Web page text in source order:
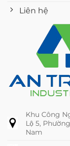
Liên hệ
Khu Công
Lộ 5,
Nam